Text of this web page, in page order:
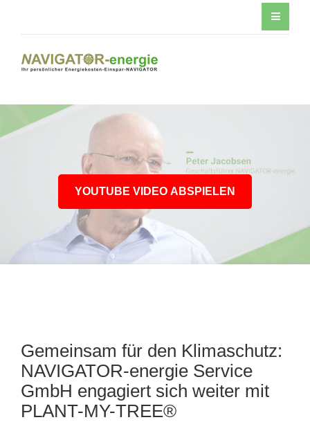
YOUTUBE VIDEO ABSPIELEN
Gemeinsam für den Klimaschutz:
NAVIGATOR-energie Service
GmbH engagiert sich weiter mit
PLANT-MY-TREE®